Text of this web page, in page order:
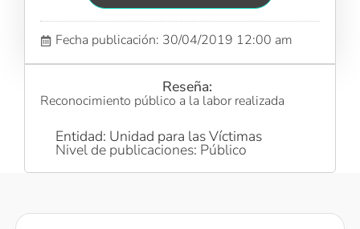
Fecha publicación: 30/04/2019 12:00 am
Reseña:
Reconocimiento público a la labor realizada
Entidad: Unidad para las Víctimas
Nivel de publicaciones: Público